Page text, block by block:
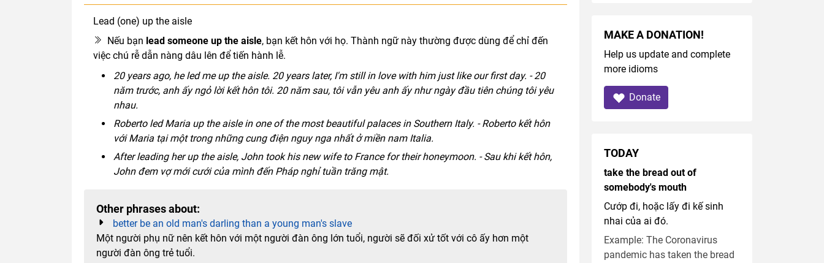
Lead (one) up the aisle
Nếu bạn lead someone up the aisle, bạn kết hôn với họ. Thành ngữ này thường được dùng để chỉ đến
việc chú rễ dẫn nàng dâu lên để tiến hành lễ.
20 years ago, he led me up the aisle. 20 years later, I'm still in love with him just like our first day. - 20
năm trước, anh ấy ngỏ lời kết hôn tôi. 20 năm sau, tôi vẫn yêu anh ấy như ngày đầu tiên chúng tôi yêu
nhau.
Roberto led Maria up the aisle in one of the most beautiful palaces in Southern Italy. - Roberto kết hôn
với Maria tại một trong những cung điện nguy nga nhất ở miền nam Italia.
After leading her up the aisle, John took his new wife to France for their honeymoon. - Sau khi kết hôn,
John đem vợ mới cưới của mình đến Pháp nghỉ tuần trăng mật.
Other phrases about:
better be an old man's darling than a young man's slave
Một người phụ nữ nên kết hôn với một người đàn ông lớn tuổi, người sẽ đối xử tốt với cô ấy hơn một
người đàn ông trẻ tuổi.
MAKE A DONATION!
Help us update and complete
more idioms
Donate
TODAY
take the bread out of
somebody's mouth
Cướp đi, hoặc lấy đi kế sinh
nhai của ai đó.
Example: The Coronavirus
pandemic has taken the bread